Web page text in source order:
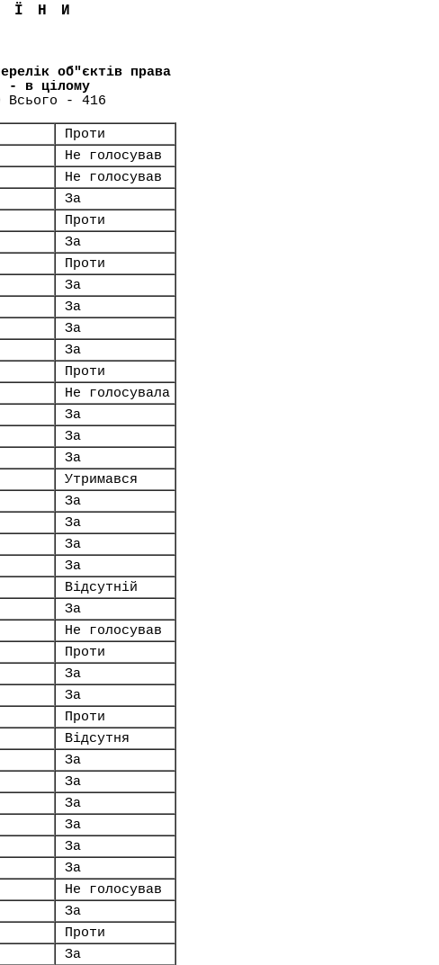
об"єктів права
- в цілому
Всього - 416
Проти
Не голосував
Не голосував
За
Проти
За
Проти
За
За
За
За
Проти
Не голосувала
За
За
За
Утримався
За
За
За
За
Відсутній
За
Не голосував
Проти
За
За
Проти
Відсутня
За
За
За
За
За
За
Не голосував
За
Проти
За